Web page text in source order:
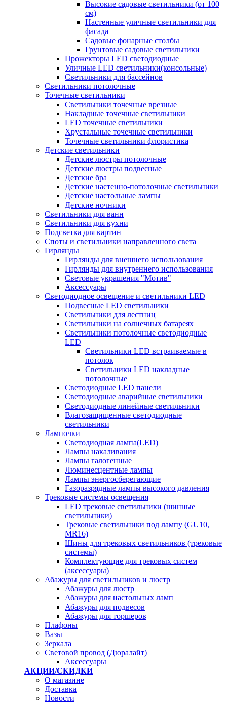
Высокие садовые светильники (от 100
см)
Настенные уличные светильники для
фасада
Садовые фонарные столбы
Грунтовые садовые светильники
Прожекторы LED светодиодные
Уличные LED светильники(консольные)
Светильники для бассейнов
Светильники потолочные
Точечные светильники
Светильники точечные врезные
Накладные точечные светильники
LED точечные светильники
Хрустальные точечные светильники
Точечные светильники флористика
Детские светильники
Детские люстры потолочные
Детские люстры подвесные
Детские бра
Детские настенно-потолочные светильники
Детские настольные лампы
Детские ночники
Светильники для ванн
Светильники для кухни
Подсветка для картин
Споты и светильники направленного света
Гирлянды
Гирлянды для внешнего использования
Гирлянды для внутреннего использования
Световые украшения "Мотив"
Аксессуары
Светодиодное освещение и светильники LED
Подвесные LED светильники
Светильники для лестниц
Светильники на солнечных батареях
Светильники потолочные светодиодные
LED
Cветильники LED встраиваемые в
потолок
Светильники LED накладные
потолочные
Светодиодные LED панели
Светодиодные аварийные светильники
Светодиодные линейные светильники
Влагозащищенные светодиодные
светильники
Лампочки
Светодиодная лампа(LED)
Лампы накаливания
Лампы галогенные
Люминесцентные лампы
Лампы энергосберегающие
Газоразрядные лампы высокого давления
Трековые системы освещения
LED трековые светильники (шинные
светильники)
Трековые светильники под лампу (GU10,
MR16)
Шины для трековых светильников (трековые
системы)
Комплектующие для трековых систем
(аксессуары)
Абажуры для светильников и люстр
Абажуры для люстр
Абажуры для настольных ламп
Абажуры для подвесов
Абажуры для торшеров
Плафоны
Вазы
Зеркала
Световой провод (Дюралайт)
Аксессуары
АКЦИИ/СКИДКИ
О магазине
Доставка
Новости